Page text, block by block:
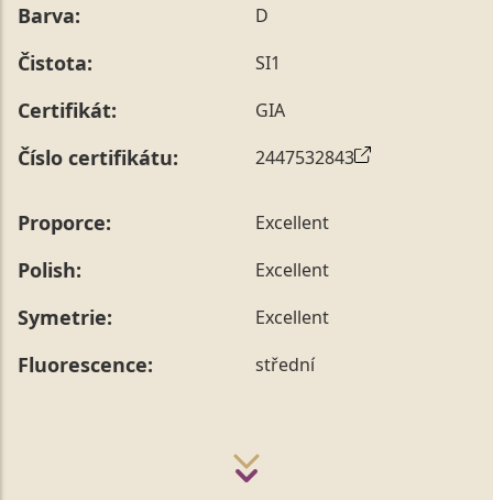
Barva: D
Čistota: SI1
Certifikát: GIA
Číslo certifikátu: 2447532843
Proporce: Excellent
Polish: Excellent
Symetrie: Excellent
Fluorescence: střední